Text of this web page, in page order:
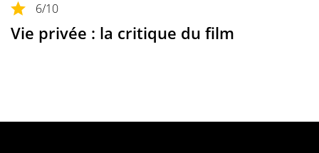
6/10
Vie privée : la critique du film